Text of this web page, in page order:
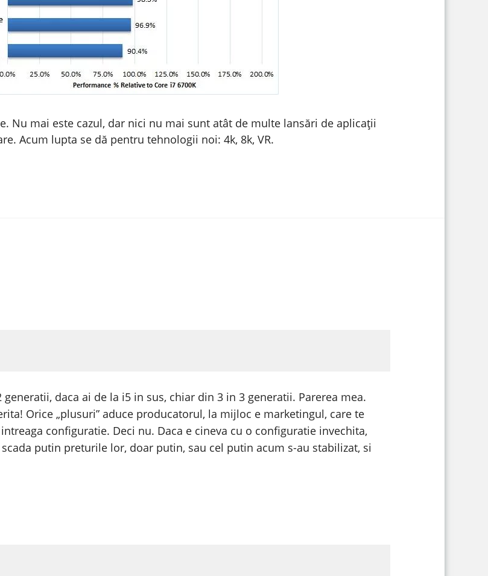
Nu mai este cazul, dar nici nu mai sunt atât de multe lansări de aplicații
Acum lupta se dă pentru tehnologii noi: 4k, 8k, VR.
daca ai de la i5 in sus, chiar din 3 in 3 generatii. Parerea mea.
Orice „plusuri” aduce producatorul, la mijloc e marketingul, care te
configuratie. Deci nu. Daca e cineva cu o configuratie invechita,
putin preturile lor, doar putin, sau cel putin acum s-au stabilizat, si